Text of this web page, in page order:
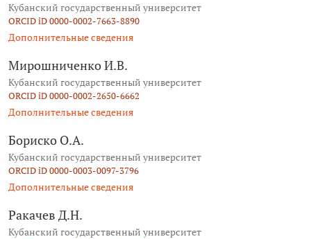
Кубанский государственный университет
ORCID iD 0000-0002-7663-8890
Дополнительные сведения
Мирошниченко И.В.
Кубанский государственный университет
ORCID iD 0000-0002-2650-6662
Дополнительные сведения
Бориско О.А.
Кубанский государственный университет
ORCID iD 0000-0003-0097-3796
Дополнительные сведения
Ракачев Д.Н.
Кубанский государственный университет